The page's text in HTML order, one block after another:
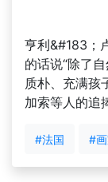
亨利&#183；
的话说“除了
质朴、充满孩
加索等人的追
#法国 #